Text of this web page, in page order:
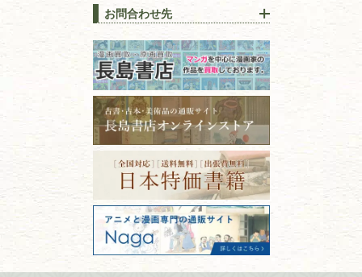
趣味・教養
書道
拓本・法帖・碑帖
篆刻・印譜
書道具
美術書・アート本・
デザイン本
カメラ・撮影術
版画・リトグラフ・
上手な売り方のコツを解説
因！適切な管理で長持ちさせ
るコツ
古本は汚れていると買取でき
ない？適切な保管方法とクリ
ーニング！
ISBNコードとは？書籍の識別
番号の意味と役割を解説
価値ある古書を売るポイント
と注意点
山梨県
新潟県
長野県
愛知県
石川県
福井県
福島県
富山県
青森県
岩手県
宮城県
秋田県
山形県
岐阜県
三重県
滋賀県
京都府
大阪府
兵庫県
奈良県
お問合わせ先
古本買取専門店 長島書店
〒101-0051
東京都千代田区神田神保町2-5-1
フリーダイヤル：0120-414-548
電話：03-3512-8115
FAX：03-3512-8116
古物商許可：東京都公安委員会 第
301028901712号
古物商名称：有限会社長島書店